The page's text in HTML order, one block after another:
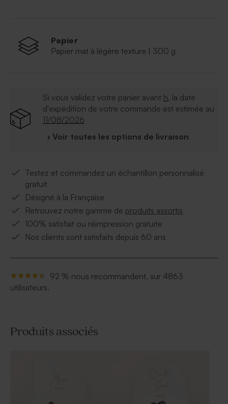
Papier
Papier mat à légère texture | 300 g
Si vous validez votre panier avant h, la date
d'expédition de votre commande est estimée au
11/08/2026
› Voir toutes les options de livraison
Testez et commandez un échantillon personnalisé
gratuit
Désigné à la Française
Retrouvez notre gamme de produits assortis
100% satisfait ou réimpression gratuite
Nos clients sont satisfaits depuis 60 ans
92 % nous recommandent, sur 4863
utilisateurs.
Produits associés